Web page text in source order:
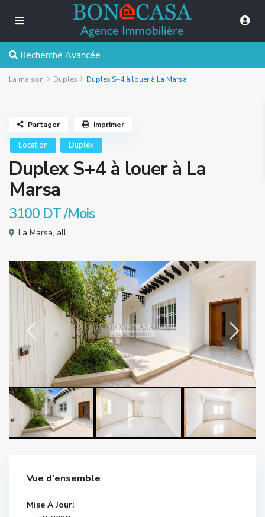
Recherche Avancée
La maison Duplex Duplex S+4 à louer à La Marsa
Location Duplex
Duplex S+4 à louer à La
Marsa
3100 DT/Mois
La Marsa, all
Partager Imprimer
Vue d'ensemble
Mise À Jour: